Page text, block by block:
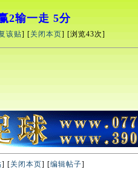
2输一走 5分
该贴] [关闭本页] [浏览43次]
] [关闭本页] [编辑帖子]